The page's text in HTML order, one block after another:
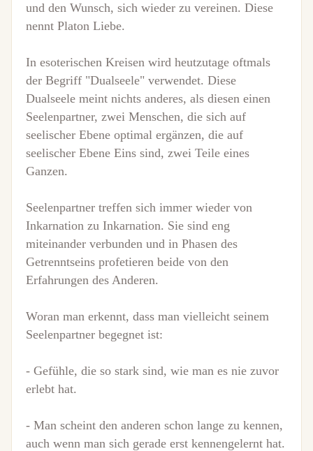
und den Wunsch, sich wieder zu vereinen. Diese
nennt Platon Liebe.
In esoterischen Kreisen wird heutzutage oftmals
der Begriff "Dualseele" verwendet. Diese
Dualseele meint nichts anderes, als diesen einen
Seelenpartner, zwei Menschen, die sich auf
seelischer Ebene optimal ergänzen, die auf
seelischer Ebene Eins sind, zwei Teile eines
Ganzen.
Seelenpartner treffen sich immer wieder von
Inkarnation zu Inkarnation. Sie sind eng
miteinander verbunden und in Phasen des
Getrenntseins profetieren beide von den
Erfahrungen des Anderen.
Woran man erkennt, dass man vielleicht seinem
Seelenpartner begegnet ist:
- Gefühle, die so stark sind, wie man es nie zuvor
erlebt hat.
- Man scheint den anderen schon lange zu kennen,
auch wenn man sich gerade erst kennengelernt hat.